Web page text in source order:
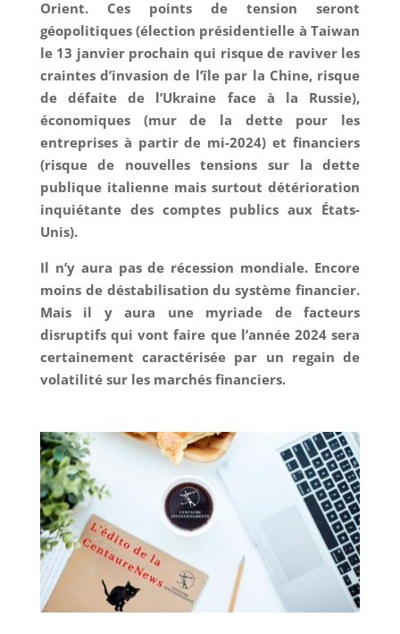
Orient. Ces points de tension seront
géopolitiques (élection présidentielle à Taiwan
le 13 janvier prochain qui risque de raviver les
craintes d’invasion de l’île par la Chine, risque
de défaite de l’Ukraine face à la Russie),
économiques (mur de la dette pour les
entreprises à partir de mi-2024) et financiers
(risque de nouvelles tensions sur la dette
publique italienne mais surtout détérioration
inquiétante des comptes publics aux États-
Unis).
Il n’y aura pas de récession mondiale. Encore
moins de déstabilisation du système financier.
Mais il y aura une myriade de facteurs
disruptifs qui vont faire que l’année 2024 sera
certainement caractérisée par un regain de
volatilité sur les marchés financiers.